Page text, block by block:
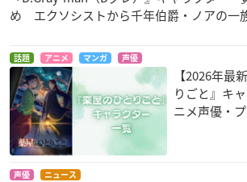
め エクソシストから千年伯爵・ノアの一
話題 アニメ マンガ 声優
【2026年最
りごと』キ
ニメ声優・
声優 ニュース